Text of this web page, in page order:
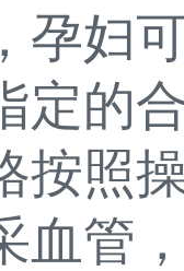
妇可
定的
按照
血管